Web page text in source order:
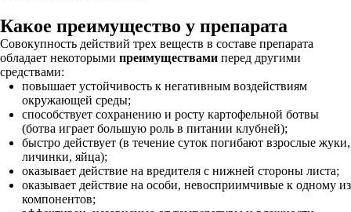
Какое преимущество у препарата
Совокупность действий трех веществ в составе препарата
обладает некоторыми преимуществами перед другими
средствами:
повышает устойчивость к негативным воздействиям
окружающей среды;
способствует сохранению и росту картофельной ботвы
(ботва играет большую роль в питании клубней);
быстро действует (в течение суток погибают взрослые жуки,
личинки, яйца);
оказывает действие на вредителя с нижней стороны листа;
оказывает действие на особи, невосприимчивые к одному из
компонентов;